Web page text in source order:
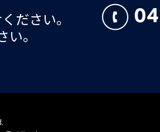
ださい。
。